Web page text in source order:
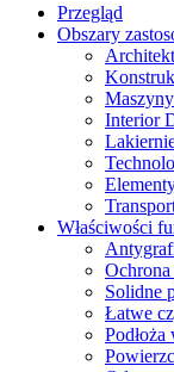
Przegląd
Obszary
Interior
Właściwości
Solidne
Łatwe